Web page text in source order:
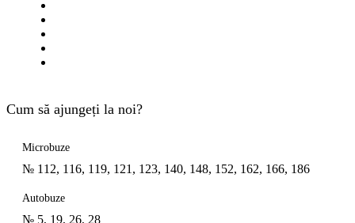
Cum să ajungeți la noi?
Microbuze
№ 112, 116, 119, 121, 123, 140, 148, 152, 162, 166, 186
Autobuze
№ 5, 19, 26, 28